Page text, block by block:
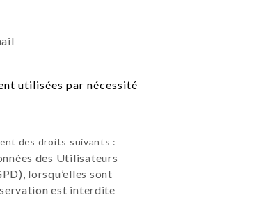
utilisées par nécessité
des droits suivants :
des Utilisateurs
lorsqu’elles sont
est interdite